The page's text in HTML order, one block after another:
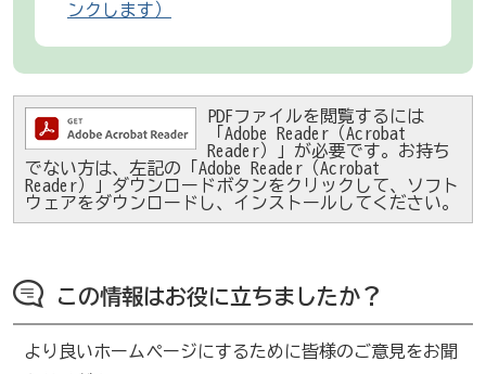
ンクします）
PDFファイルを閲覧するには
「Adobe Reader（Acrobat
Reader）」が必要です。お持ち
でない方は、左記の「Adobe Reader（Acrobat
Reader）」ダウンロードボタンをクリックして、ソフト
ウェアをダウンロードし、インストールしてください。
この情報はお役に立ちましたか？
より良いホームページにするために皆様のご意見をお聞